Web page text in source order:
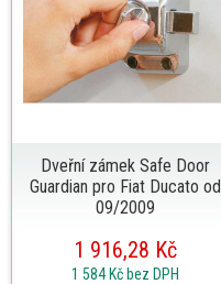
Dveřní zámek Safe Door
Guardian pro Fiat Ducato od
09/2009
1 916,28 Kč
1 584 Kč bez DPH